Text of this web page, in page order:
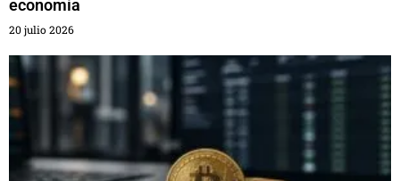
economía
20 julio 2026